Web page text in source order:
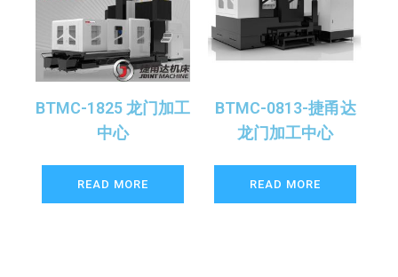
BTMC-1825 龙门加工
中心
READ MORE
BTMC-0813-捷甬达
龙门加工中心
READ MORE